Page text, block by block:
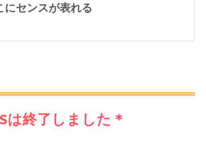
にセンスが表れる
は終了しました＊